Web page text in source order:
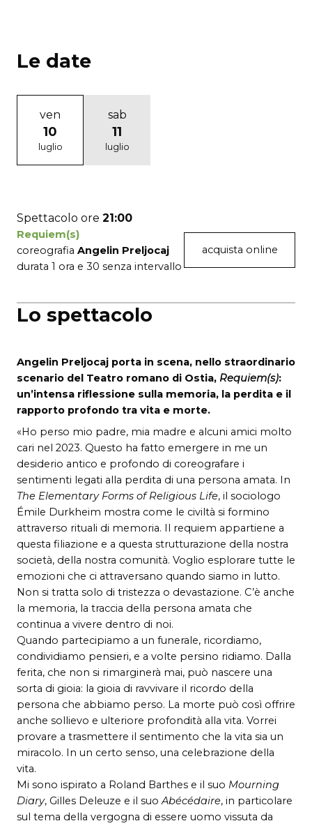
Lo spettacolo
Angelin Preljocaj porta in scena, nello straordinario
scenario del Teatro romano di Ostia, Requiem(s):
un’intensa riflessione sulla memoria, la perdita e il
rapporto profondo tra vita e morte.
«Ho perso mio padre, mia madre e alcuni amici molto
cari nel 2023. Questo ha fatto emergere in me un
desiderio antico e profondo di coreografare i
sentimenti legati alla perdita di una persona amata. In
The Elementary Forms of Religious Life, il sociologo
Émile Durkheim mostra come le civiltà si formino
attraverso rituali di memoria. Il requiem appartiene a
questa filiazione e a questa strutturazione della nostra
società, della nostra comunità. Voglio esplorare tutte le
emozioni che ci attraversano quando siamo in lutto.
Non si tratta solo di tristezza o devastazione. C’è anche
la memoria, la traccia della persona amata che
continua a vivere dentro di noi.
Quando partecipiamo a un funerale, ricordiamo,
condividiamo pensieri, e a volte persino ridiamo. Dalla
ferita, che non si rimarginerà mai, può nascere una
sorta di gioia: la gioia di ravvivare il ricordo della
persona che abbiamo perso. La morte può così offrire
anche sollievo e ulteriore profondità alla vita. Vorrei
provare a trasmettere il sentimento che la vita sia un
miracolo. In un certo senso, una celebrazione della
vita.
Mi sono ispirato a Roland Barthes e il suo Mourning
Diary, Gilles Deleuze e il suoAbécédaire, in particolare
sul tema della vergogna di essere uomo vissuta da
Le date
ven
10
luglio
sab
11
luglio
Spettacolo ore 21:00
Requiem(s)
coreografia Angelin Preljocaj
durata 1 ora e 30 senza intervallo
acquista online